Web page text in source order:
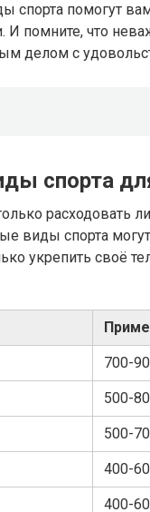
спорта помогут
И помните, что
делом с
спорта
расходовать
виды спорта
укрепить своё
700-
500-
500-
400-
400-